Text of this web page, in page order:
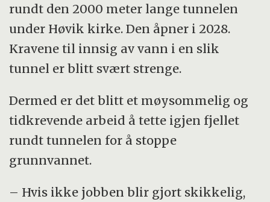
rundt den 2000 meter lange tunnelen
under Høvik kirke. Den åpner i 2028.
Kravene til innsig av vann i en slik
tunnel er blitt svært strenge.
Dermed er det blitt et møysommelig og
tidkrevende arbeid å tette igjen fjellet
rundt tunnelen for å stoppe
grunnvannet.
– Hvis ikke jobben blir gjort skikkelig,